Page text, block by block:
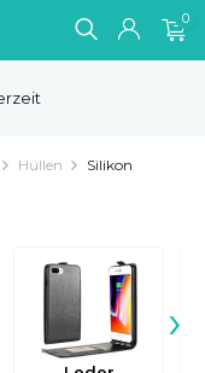
0
Hüllen Silikon
›